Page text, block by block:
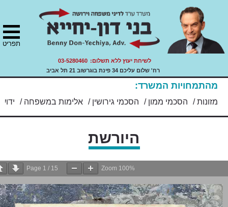
בני דון יחייא
משפחה, ירושה ועזבונות.
לשיחת יעוץ ללא תשלום: 03-5280460
רח' שלום עליכם 34 פינת בוגרשוב 21 תל אביב
מהתמחויות המשרד:
מזונות/ הסכמי ממון/ הסכמי גירושין/ אלימות במשפחה/ ידועים
היורשת
Page1/ Zoom100%
תפריט